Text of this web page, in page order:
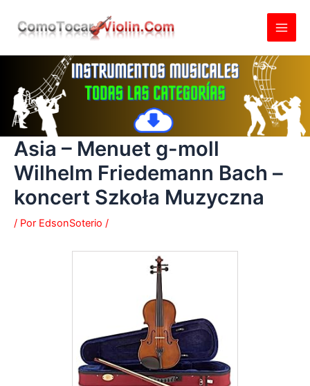
Asia – Menuet g-moll
Wilhelm Friedemann Bach –
koncert Szkoła Muzyczna
/ Por EdsonSoterio /